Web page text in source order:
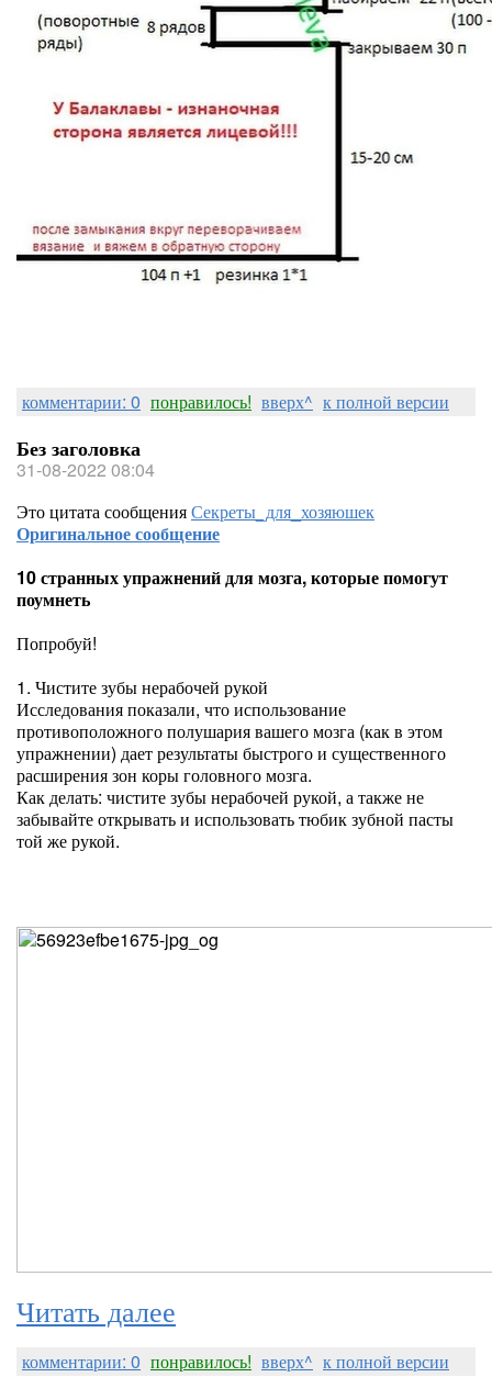
комментарии: 0 понравилось! вверх^ к полной версии
Без заголовка
31-08-2022 08:04
Это цитата сообщенияСекреты_для_хозяюшек
Оригинальное сообщение
10 странных упражнений для мозга, которые помогут
поумнеть
Попробуй!
1. Чистите зубы нерабочей рукой
Исследования показали, что использование
противоположного полушария вашего мозга (как в этом
упражнении) дает результаты быстрого и существенного
расширения зон коры головного мозга.
Как делать: чистите зубы нерабочей рукой, а также не
забывайте открывать и использовать тюбик зубной пасты
той же рукой.
Читать далее
комментарии: 0 понравилось! вверх^ к полной версии